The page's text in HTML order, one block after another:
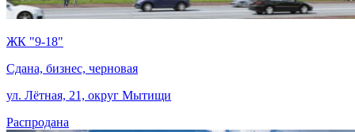
ЖК "9-18"
Сдана, бизнес, черновая
ул. Лётная, 21, округ Мытищи
Распродана